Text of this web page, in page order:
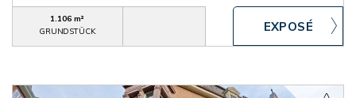
1.106 m²
GRUNDSTÜCK